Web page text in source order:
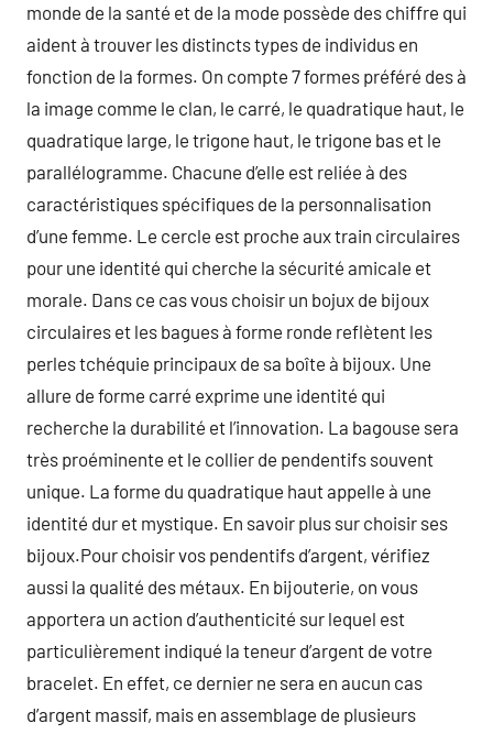
monde de la santé et de la mode possède des chiffre qui
aident à trouver les distincts types de individus en
fonction de la formes. On compte 7 formes préféré des à
la image comme le clan, le carré, le quadratique haut, le
quadratique large, le trigone haut, le trigone bas et le
parallélogramme. Chacune d’elle est reliée à des
caractéristiques spécifiques de la personnalisation
d’une femme. Le cercle est proche aux train circulaires
pour une identité qui cherche la sécurité amicale et
morale. Dans ce cas vous choisir un bojux de bijoux
circulaires et les bagues à forme ronde reflètent les
perles tchéquie principaux de sa boîte à bijoux. Une
allure de forme carré exprime une identité qui
recherche la durabilité et l’innovation. La bagouse sera
très proéminente et le collier de pendentifs souvent
unique. La forme du quadratique haut appelle à une
identité dur et mystique. En savoir plus sur choisir ses
bijoux.Pour choisir vos pendentifs d’argent, vérifiez
aussi la qualité des métaux. En bijouterie, on vous
apportera un action d’authenticité sur lequel est
particulièrement indiqué la teneur d’argent de votre
bracelet. En effet, ce dernier ne sera en aucun cas
d’argent massif, mais en assemblage de plusieurs